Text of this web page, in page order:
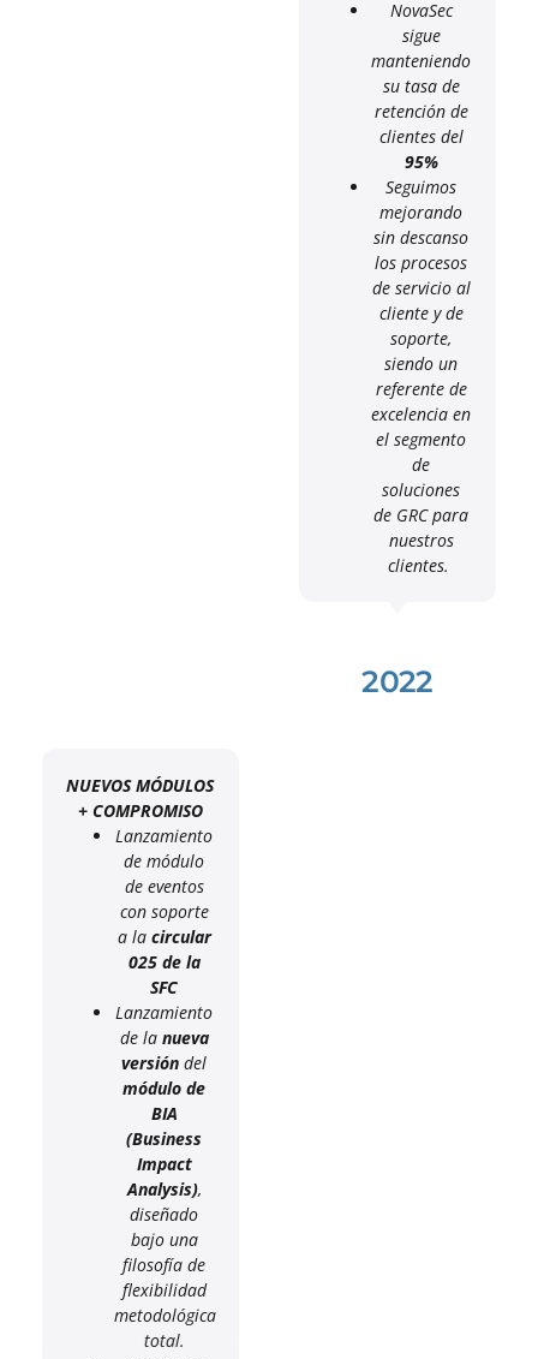
NovaSec
sigue
manteniendo
su tasa de
retención de
clientes del
95%
Seguimos
mejorando
sin descanso
los procesos
de servicio al
cliente y de
soporte,
siendo un
referente de
excelencia en
el segmento
de
soluciones
de GRC para
nuestros
clientes.
2022
NUEVOS MÓDULOS
+ COMPROMISO
Lanzamiento
de módulo
de eventos
con soporte
a la circular
025 de la
SFC
Lanzamiento
de la nueva
versión del
módulo de
BIA
(Business
Impact
Analysis),
diseñado
bajo una
filosofía de
flexibilidad
metodológica
total.